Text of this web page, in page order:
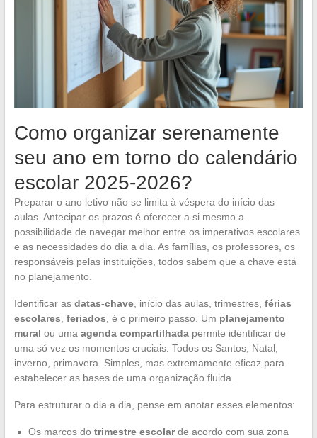
Como organizar serenamente
seu ano em torno do calendário
escolar 2025-2026?
Preparar o ano letivo não se limita à véspera do início das
aulas. Antecipar os prazos é oferecer a si mesmo a
possibilidade de navegar melhor entre os imperativos escolares
e as necessidades do dia a dia. As famílias, os professores, os
responsáveis pelas instituições, todos sabem que a chave está
no planejamento.
Identificar as datas-chave, início das aulas, trimestres, férias
escolares feriados , é o primeiro passo. Um planejamento
mural ou uma agenda compartilhadapermite identificar de
uma só vez os momentos cruciais: Todos os Santos, Natal,
inverno, primavera. Simples, mas extremamente eficaz para
estabelecer as bases de uma organização fluida.
Para estruturar o dia a dia, pense em anotar esses elementos:
Os marcos do trimestre escolarde acordo com sua zona